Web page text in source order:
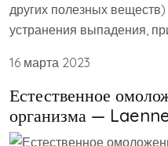
других полезных
устранения выпадения,
16 марта 2023
Естественное
организма —